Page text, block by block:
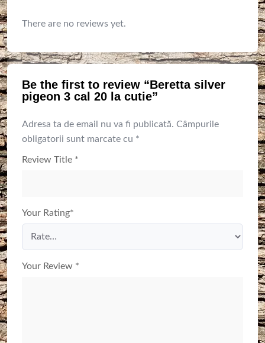
There are no reviews yet.
Be the first to review “Beretta silver
pigeon 3 cal 20 la cutie”
Adresa ta de email nu va fi publicată. Câmpurile
obligatorii sunt marcate cu *
Review Title *
Your Rating*
Your Review *